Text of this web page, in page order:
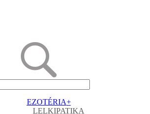
EZOTÉRIA+
LELKIPATIKA